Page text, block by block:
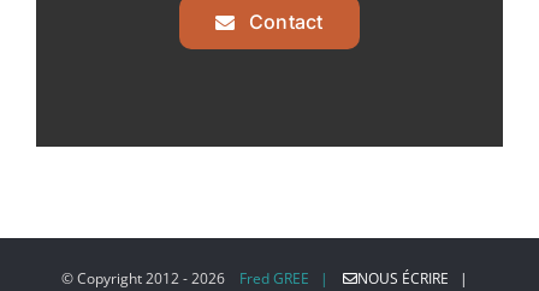
Contact
© Copyright 2012 -2026 Fred GREE | NOUS ÉCRIRE |